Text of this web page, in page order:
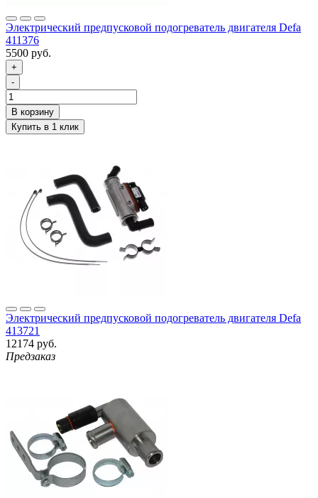
Электрический предпусковой подогреватель двигателя Defa
411376
5500 руб.
+
-
Электрический предпусковой подогреватель двигателя Defa
413721
12174 руб.
Предзаказ